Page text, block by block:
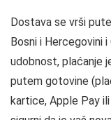
Dostava se vrši
Bosni i Hercegovini
udobnost, plaćanje
putem gotovine
kartice, Apple Pay